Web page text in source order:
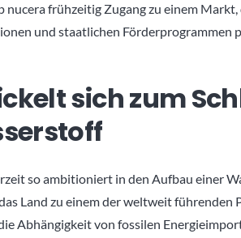
frühzeitig Zugang zu einem
und staatlichen Förderprogrammen
sich zum
so ambitioniert in den Aufbau einer
Land zu einem der weltweit
Abhängigkeit von fossilen